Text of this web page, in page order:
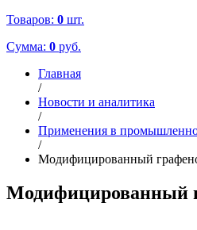
Товаров: 0 шт.
Сумма: 0 руб.
Главная
/
Новости и аналитика
/
Применения в
/
Модифицированный
Модифицированный